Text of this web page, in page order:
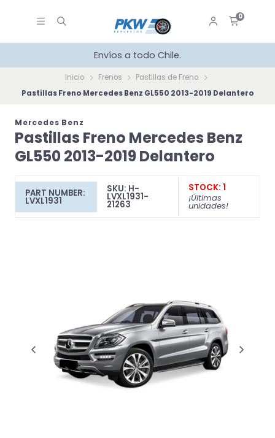
0
Envíos a todo Chile.
Inicio Frenos
Pastillas de Freno
Pastillas Freno Mercedes Benz GL550 2013-2019 Delantero
Mercedes Benz
Pastillas Freno Mercedes Benz
GL550 2013-2019 Delantero
PART NUMBER:
LVXL1931
SKU: H-
LVXL1931-
21263
STOCK: 1
¡Últimas
unidades!